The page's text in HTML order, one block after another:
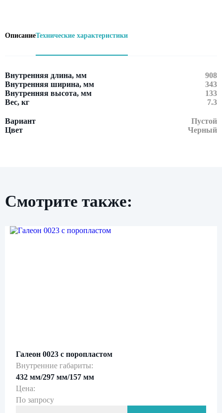
ОписаниеТехнические характеристики
Внутренняя длина, мм
908
Внутренняя ширина, мм
343
Внутренняя высота, мм
133
Вес, кг
7.3
Вариант
Пустой
Цвет
Черный
Смотрите также:
Галеон 0023 с поропластом
Внутренние габариты:
432 мм/297 мм/157 мм
Цена:
По запросу
Нажимая кнопку «Отправить», вы даете свое